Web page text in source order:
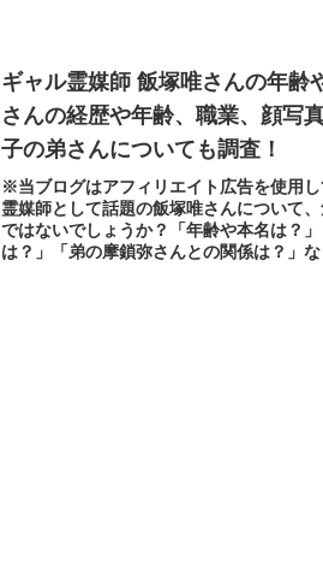
ギャル霊媒師 飯塚唯さんの年齢
さんの経歴や年齢、職業、顔写
子の弟さんについても調査！
※当ブログはアフィリエイト広告を使用
霊媒師として話題の飯塚唯さんについて
ではないでしょうか？「年齢や本名は？
は？」「弟の摩鎖弥さんとの関係は？」